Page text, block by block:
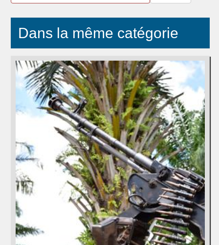
Dans la même catégorie